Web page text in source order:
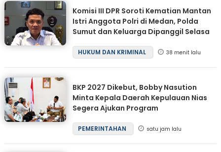
Komisi III DPR Soroti Kematian Mantan
Istri Anggota Polri di Medan, Polda
Sumut dan Keluarga Dipanggil Selasa
HUKUM DAN KRIMINAL 38 menit lalu
BKP 2027 Dikebut, Bobby Nasution
Minta Kepala Daerah Kepulauan Nias
Segera Ajukan Program
PEMERINTAHAN satu jam lalu